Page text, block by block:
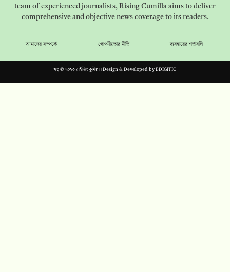
team of experienced journalists, Rising Cumilla aims to deliver
comprehensive and objective news coverage to its readers.
আমাদের সম্পর্কে গোপনীয়তার নীতি ব্যবহারের শর্তাবলি
স্বত্ব © ২০২৩ রাইজিং কুমিল্লা। Design & Developed byBDIGITIC